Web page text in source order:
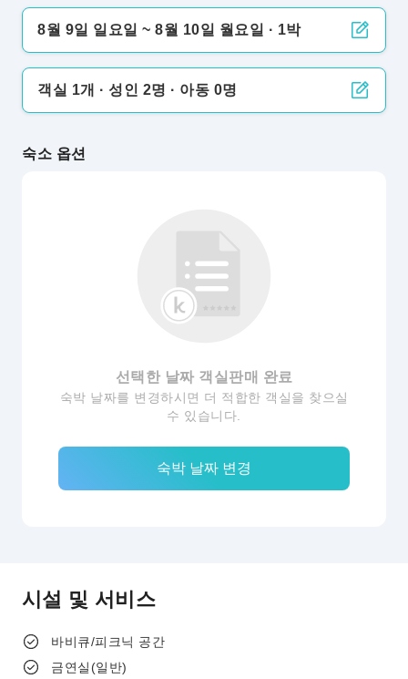
8월 9일 일요일 ~ 8월 10일 월요일 · 1박
객실 1개 · 성인 2명 · 아동 0명
숙소 옵션
선택한 날짜 객실판매 완료
숙박 날짜를 변경하시면 더 적합한 객실을 찾으실
수 있습니다.
숙박 날짜 변경
시설 및 서비스
바비큐/피크닉 공간
금연실(일반)